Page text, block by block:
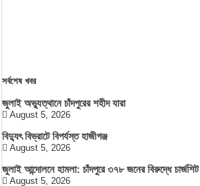
সর্বশেষ খবর
জুলাই অভ্যুত্থানে চাঁদপুরের শহীদ যারা
August 5, 2026
বিদ্যুৎ বিভ্রাটে বিপর্যস্ত হাজীগঞ্জ
August 5, 2026
জুলাই আন্দোলনে হামলা: চাঁদপুরে ৩৭৮ জনের বিরুদ্ধে চার্জশিট
August 5, 2026